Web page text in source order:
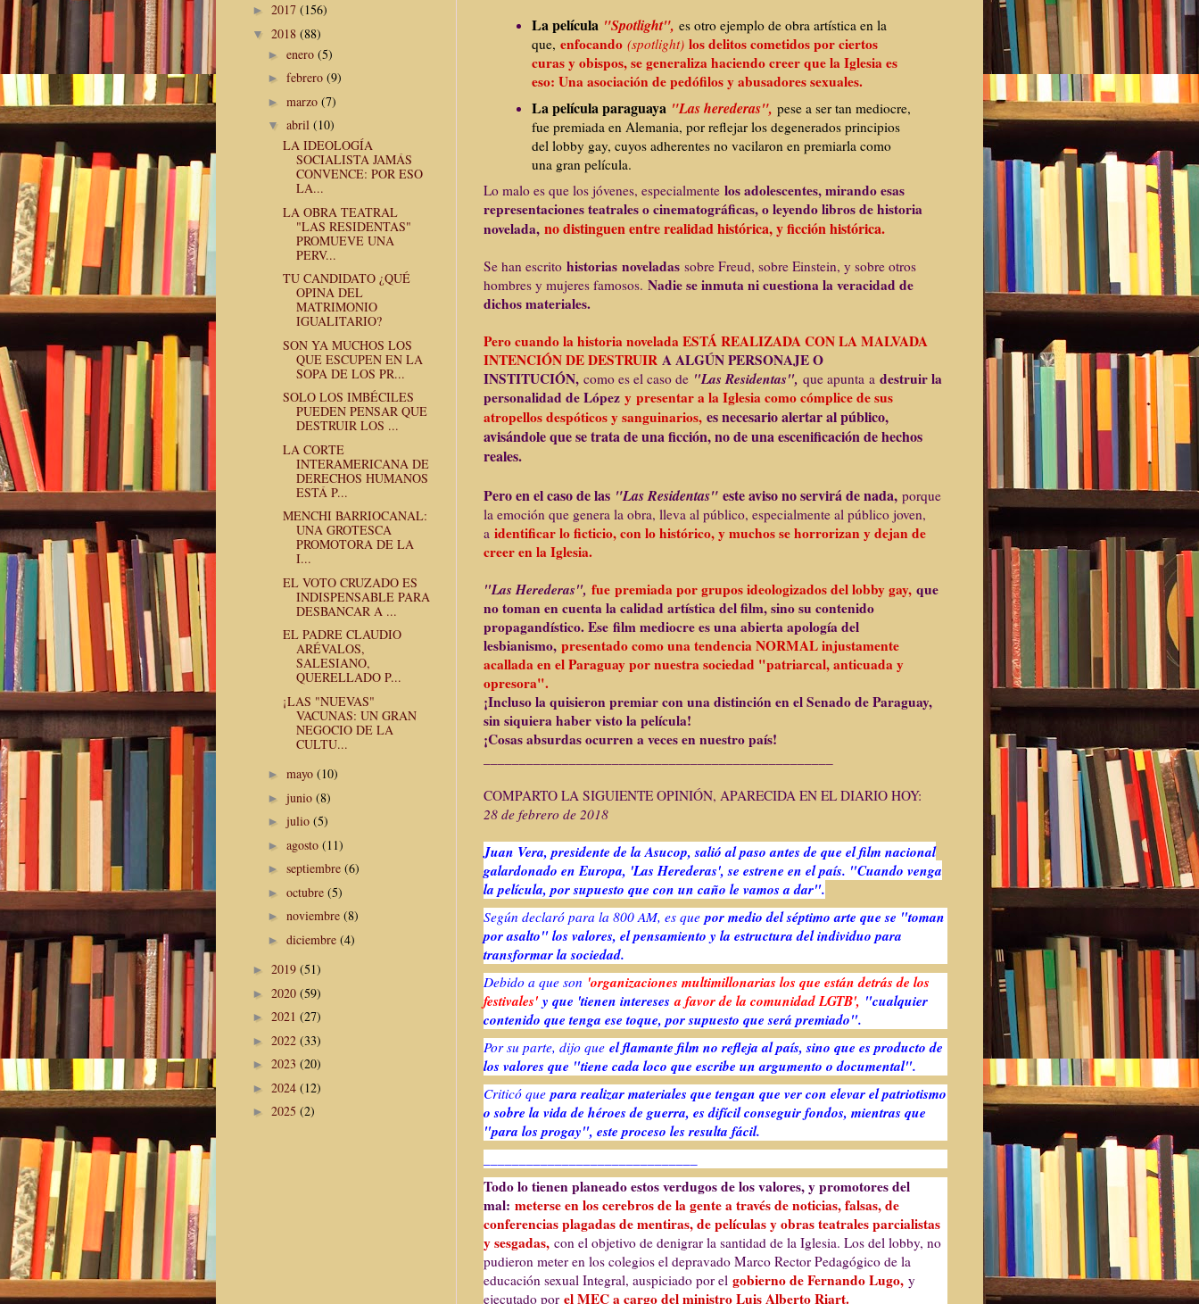
La película "Spotlight", es otro ejemplo de obra artística en la
que, enfocando (spotlight)los delitos cometidos por ciertos
curas y obispos, se generaliza haciendo creer que la Iglesia es
eso: Una asociación de pedófilos y abusadores sexuales.
La película paraguaya "Las herederas", pese a ser tan mediocre,
fue premiada en Alemania, por reflejar los degenerados principios
del lobby gay, cuyos adherentes no vacilaron en premiarla como
una gran película.
Lo malo es que los jóvenes, especialmente los adolescentes, mirando esas
representaciones teatrales o cinematográficas, o leyendo libros de historia
novelada, no distinguen entre realidad histórica, y ficción histórica.
Se han escrito historias noveladas sobre Freud, sobre Einstein, y sobre otros
hombres y mujeres famosos. Nadie se inmuta ni cuestiona la veracidad de
dichos materiales.
Pero cuando la historia novelada ESTÁ REALIZADA CON LA MALVADA
INTENCIÓN DE DESTRUIR A ALGÚN PERSONAJE O
INSTITUCIÓN, como es el caso de "Las Residentas", que apunta a destruir la
personalidad de López y presentar a la Iglesia como cómplice de sus
atropellos despóticos y sanguinarios, es necesario alertar al público,
avisándole que se trata de una ficción, no de una escenificación de hechos
reales.
Pero en el caso de las "Las Residentas" este aviso no servirá de nada, porque
la emoción que genera la obra, lleva al público, especialmente al público joven,
a identificar lo ficticio, con lo histórico, y muchos se horrorizan y dejan de
creer en la Iglesia.
"Las Herederas", fue premiada por grupos ideologizados del lobby gay, que
no toman en cuenta la calidad artística del film, sino su contenido
propagandístico. Ese film mediocre es una abierta apología del
lesbianismo, presentado como una tendencia NORMAL injustamente
acallada en el Paraguay por nuestra sociedad "patriarcal, anticuada y
opresora".
¡Incluso la quisieron premiar con una distinción en el Senado de Paraguay,
sin siquiera haber visto la película!
¡Cosas absurdas ocurren a veces en nuestro país!
COMPARTO LA SIGUIENTE OPINIÓN, APARECIDA EN EL DIARIO HOY:
28 de febrero de 2018
Juan Vera, presidente de la Asucop, salió al paso antes de que el film nacional
galardonado en Europa, 'Las Herederas', se estrene en el país. "Cuando venga
la película, por supuesto que con un caño le vamos a dar".
Según declaró para la 800 AM, es que por medio del séptimo arte que se "toman
por asalto" los valores, el pensamiento y la estructura del individuo para
transformar la sociedad.
Debido a que son 'organizaciones multimillonarias los que están detrás de los
festivales' y que 'tienen interesesa favor de la comunidad LGTB', "cualquier
contenido que tenga ese toque, por supuesto que será premiado".
Por su parte, dijo que el flamante film no refleja al país, sino que es producto de
los valores que "tiene cada loco que escribe un argumento o documental".
Criticó que para realizar materiales que tengan que ver con elevar el patriotismo
o sobre la vida de héroes de guerra, es difícil conseguir fondos, mientras que
"para los progay", este proceso les resulta fácil.
Todo lo tienen planeado estos verdugos de los valores, y promotores del
mal: meterse en los cerebros de la gente a través de noticias, falsas, de
conferencias plagadas de mentiras, de películas y obras teatrales parcialistas
y sesgadas, con el objetivo de denigrar la santidad de la Iglesia. Los del lobby, no
pudieron meter en los colegios el depravado Marco Rector Pedagógico de la
educación sexual Integral, auspiciado por el gobierno de Fernando Lugo, y
ejecutado por el MEC a cargo del ministro Luis Alberto Riart.
► 2017 (156)
▼ 2018 (88)
► enero (5)
► febrero (9)
► marzo (7)
▼ abril (10)
LA IDEOLOGÍA
SOCIALISTA JAMÁS
CONVENCE: POR ESO
LA...
LA OBRA TEATRAL
"LAS RESIDENTAS"
PROMUEVE UNA
PERV...
TU CANDIDATO ¿QUÉ
OPINA DEL
MATRIMONIO
IGUALITARIO?
SON YA MUCHOS LOS
QUE ESCUPEN EN LA
SOPA DE LOS PR...
SOLO LOS IMBÉCILES
PUEDEN PENSAR QUE
DESTRUIR LOS ...
LA CORTE
INTERAMERICANA DE
DERECHOS HUMANOS
ESTÁ P...
MENCHI BARRIOCANAL:
UNA GROTESCA
PROMOTORA DE LA
I...
EL VOTO CRUZADO ES
INDISPENSABLE PARA
DESBANCAR A ...
EL PADRE CLAUDIO
ARÉVALOS,
SALESIANO,
QUERELLADO P...
¡LAS "NUEVAS"
VACUNAS: UN GRAN
NEGOCIO DE LA
CULTU...
► mayo (10)
► junio (8)
► julio (5)
► agosto (11)
► septiembre (6)
► octubre (5)
► noviembre (8)
► diciembre (4)
► 2019 (51)
► 2020 (59)
► 2021 (27)
► 2022 (33)
► 2023 (20)
► 2024 (12)
► 2025 (2)